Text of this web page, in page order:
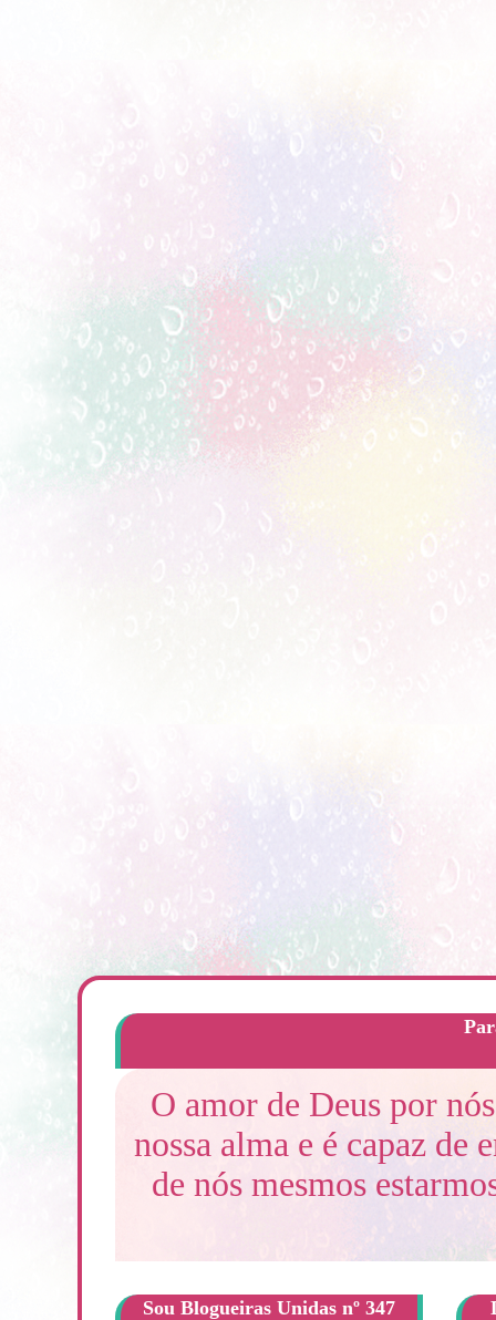
O amor de Deus por
nossa alma e é capaz de
de nós mesmos
Sou Blogueiras Unidas nº 347